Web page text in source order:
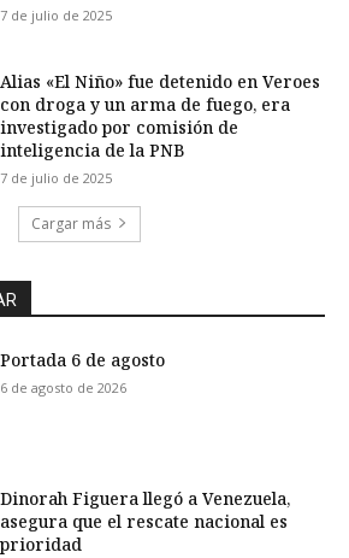
7 de julio de 2025
Alias «El Niño» fue detenido en Veroes
con droga y un arma de fuego, era
investigado por comisión de
inteligencia de la PNB
7 de julio de 2025
Cargar más
Portada 6 de agosto
6 de agosto de 2026
Dinorah Figuera llegó a Venezuela,
asegura que el rescate nacional es
prioridad